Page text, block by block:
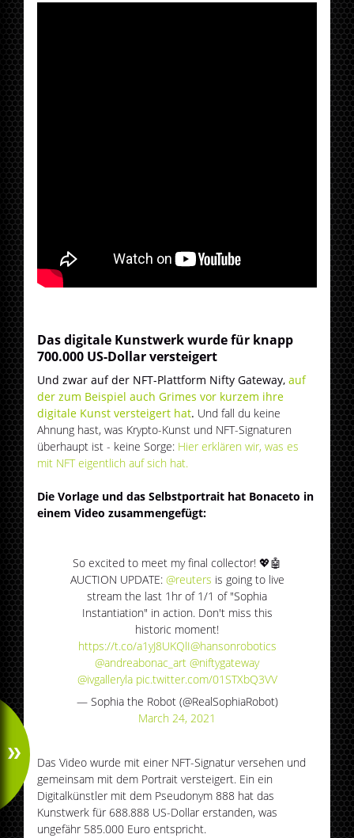
Das digitale Kunstwerk wurde für knapp
700.000 US-Dollar versteigert
Und zwar auf der NFT-Plattform Nifty Gateway,auf
der zum Beispiel auch Grimes vor kurzem ihre
digitale Kunst versteigert hat. Und fall du keine
Ahnung hast, was Krypto-Kunst und NFT-Signaturen
überhaupt ist - keine Sorge: Hier erklären wir, was es
mit NFT eigentlich auf sich hat.
Die Vorlage und das Selbstportrait hat Bonaceto in
einem Video zusammengefügt:
So excited to meet my final collector! 💖🤖
AUCTION UPDATE: @reuters is going to live
stream the last 1hr of 1/1 of "Sophia
Instantiation" in action. Don't miss this
historic moment!
https://t.co/a1yJ8UKQlI@hansonrobotics
@andreabonac_art @niftygateway
@ivgalleryla pic.twitter.com/01STXbQ3VV
— Sophia the Robot (@RealSophiaRobot)
March 24, 2021
Das Video wurde mit einer NFT-Signatur versehen und
gemeinsam mit dem Portrait versteigert. Ein ein
Digitalkünstler mit dem Pseudonym 888 hat das
Kunstwerk für 688.888 US-Dollar erstanden, was
ungefähr 585.000 Euro entspricht.